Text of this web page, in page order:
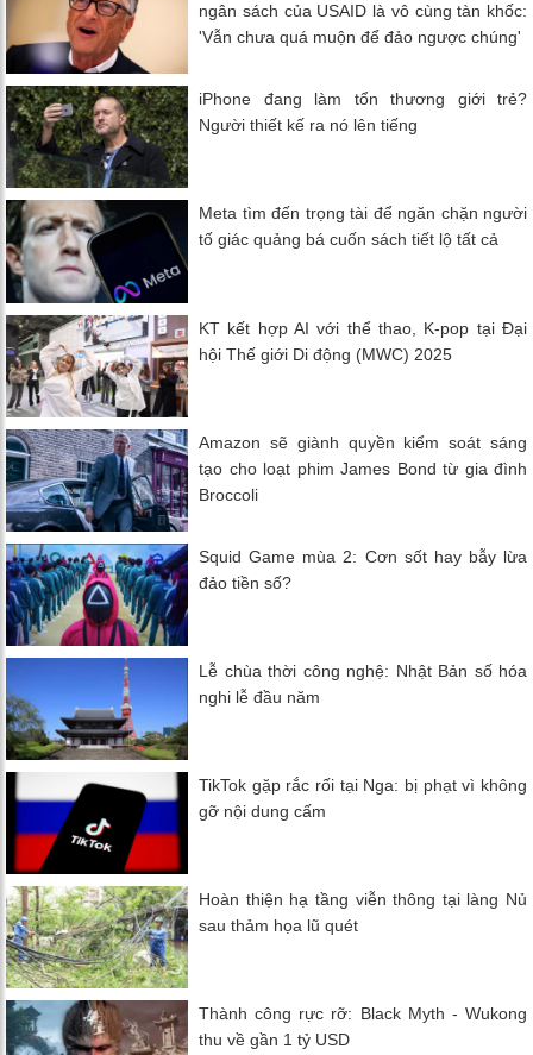
ngân sách của USAID là vô cùng tàn khốc:
'Vẫn chưa quá muộn để đảo ngược chúng'
iPhone đang làm tổn thương giới trẻ?
Người thiết kế ra nó lên tiếng
Meta tìm đến trọng tài để ngăn chặn người
tố giác quảng bá cuốn sách tiết lộ tất cả
KT kết hợp AI với thể thao, K-pop tại Đại
hội Thế giới Di động (MWC) 2025
Amazon sẽ giành quyền kiểm soát sáng
tạo cho loạt phim James Bond từ gia đình
Broccoli
Squid Game mùa 2: Cơn sốt hay bẫy lừa
đảo tiền số?
Lễ chùa thời công nghệ: Nhật Bản số hóa
nghi lễ đầu năm
TikTok gặp rắc rối tại Nga: bị phạt vì không
gỡ nội dung cấm
Hoàn thiện hạ tầng viễn thông tại làng Nủ
sau thảm họa lũ quét
Thành công rực rỡ: Black Myth - Wukong
thu về gần 1 tỷ USD